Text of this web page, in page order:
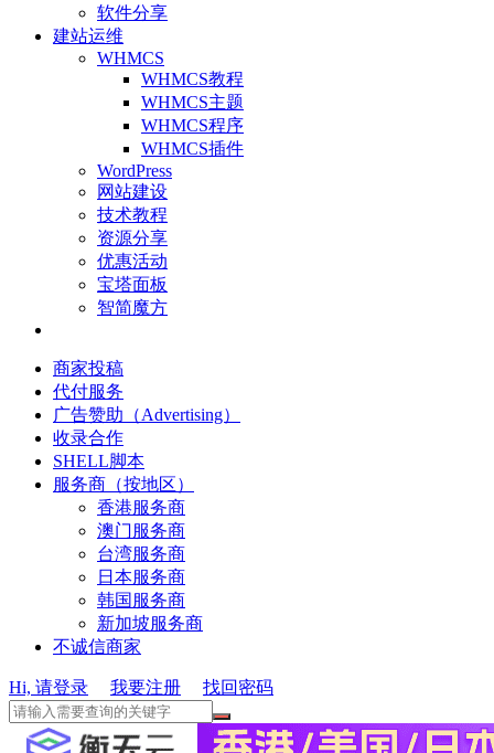
软件分享
建站运维
WHMCS
WHMCS教程
WHMCS主题
WHMCS程序
WHMCS插件
WordPress
网站建设
技术教程
资源分享
优惠活动
宝塔面板
智简魔方
商家投稿
代付服务
广告赞助（Advertising）
收录合作
SHELL脚本
服务商（按地区）
香港服务商
澳门服务商
台湾服务商
日本服务商
韩国服务商
新加坡服务商
不诚信商家
Hi, 请登录 我要注册 找回密码